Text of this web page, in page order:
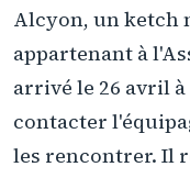
Alcyon, un ketch
appartenant à
arrivé le 26 avril à
contacter
les rencontrer. Il